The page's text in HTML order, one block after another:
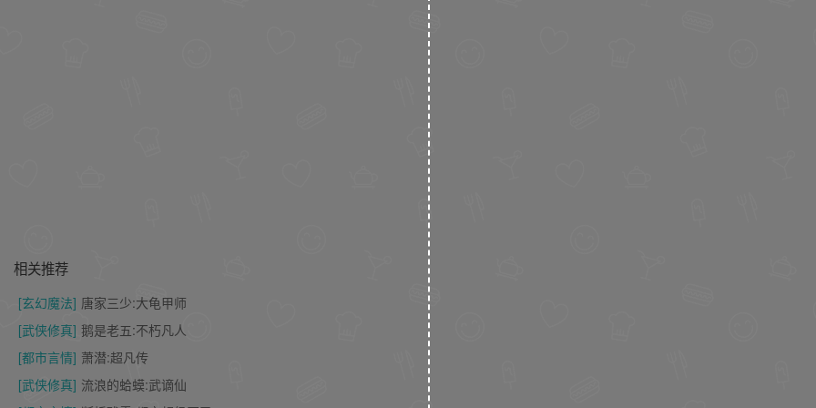
相关推荐
[玄幻魔法] 唐家三少:大龟甲师
[武侠修真] 鹅是老五:不朽凡人
[都市言情] 萧潜:超凡传
[武侠修真] 流浪的蛤蟆:武谪仙